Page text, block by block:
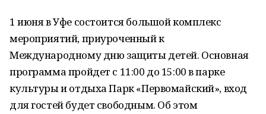
1 июня в Уфе состоится большой комплекс
мероприятий, приуроченный к
Международному дню защиты детей. Основная
программа пройдет с 11:00 до 15:00 в парке
культуры и отдыха Парк «Первомайский», вход
для гостей будет свободным. Об этом